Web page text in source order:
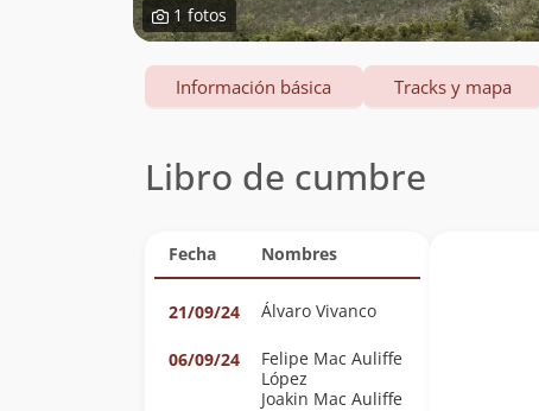
1 fotos
Información básica Tracks y mapa
Libro de cumbre
Fecha Nombres
21/09/24 Álvaro Vivanco
06/09/24
Felipe Mac Auliffe
López
Joakin Mac Auliffe